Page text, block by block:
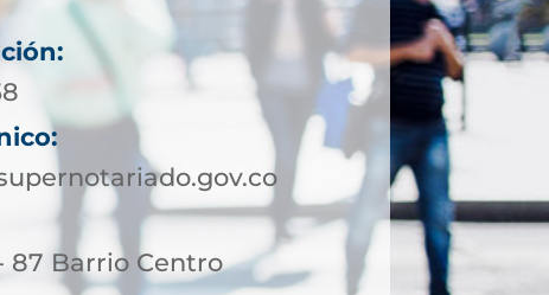
87 Barrio Centro